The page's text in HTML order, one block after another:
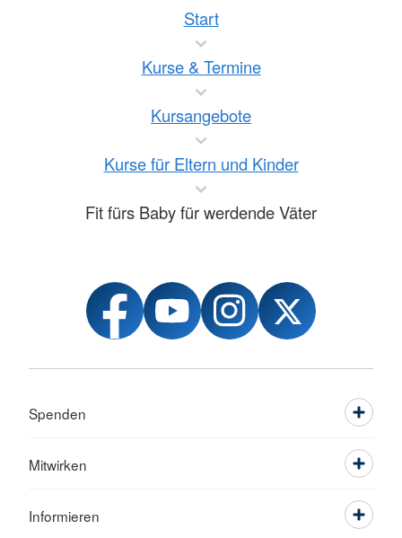
Start
Kurse & Termine
Kursangebote
Kurse für Eltern und Kinder
Fit fürs Baby für werdende Väter
Spenden
Mitwirken
Informieren